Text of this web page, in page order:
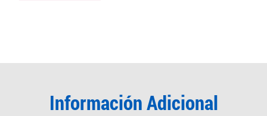
Información Adicional